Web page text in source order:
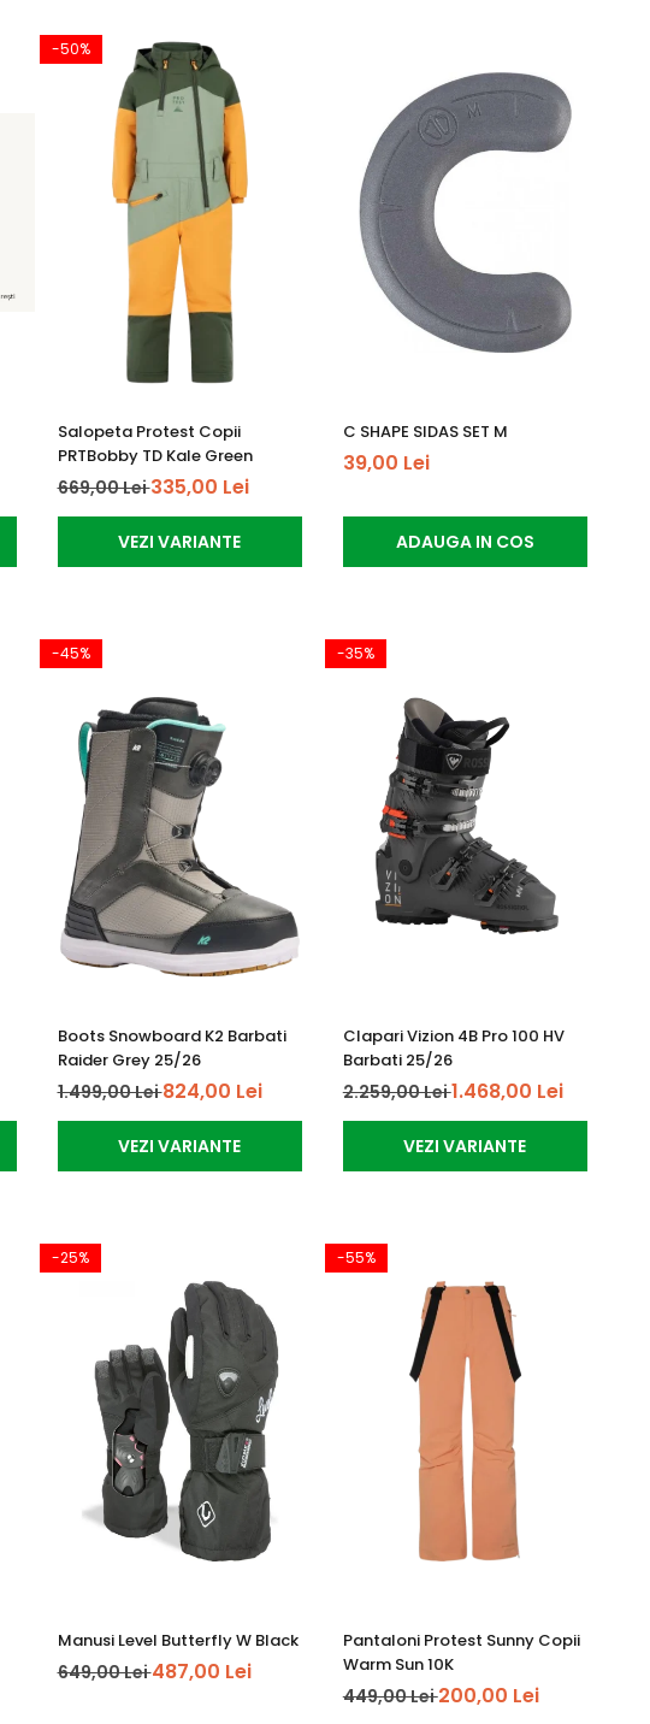
-50%
Salopeta Protest Copii
PRTBobby TD Kale Green
669,00 Lei335,00 Lei
VEZI VARIANTE
C SHAPE SIDAS SET M
39,00 Lei
ADAUGA IN COS
-45%
Boots Snowboard K2 Barbati
Raider Grey 25/26
1.499,00 Lei824,00 Lei
VEZI VARIANTE
-35%
Clapari Vizion 4B Pro 100 HV
Barbati 25/26
2.259,00 Lei1.468,00 Lei
VEZI VARIANTE
-25%
Manusi Level Butterfly W Black
649,00 Lei487,00 Lei
-55%
Pantaloni Protest Sunny Copii
Warm Sun 10K
449,00 Lei200,00 Lei